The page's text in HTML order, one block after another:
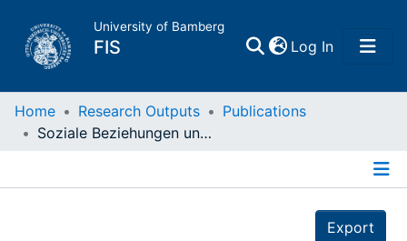
University of Bamberg
FIS Log In(current)
Home
Home Research Outputs
Publications
Soziale Beziehungen und das schulische Selbstkonzept während der Grundschulzeit
Export